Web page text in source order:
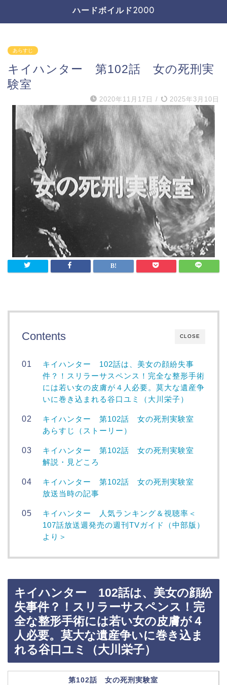
ハードボイルド2000
あらすじ
キイハンター 第102話 女の死刑実
験室
2020年11月17日 / 2025年3月10日
CLOSE
Contents
キイハンター 102話は、美女の顔紛失事
件？！スリラーサスペンス！完全な整形手術
には若い女の皮膚が４人必要。莫大な遺産争
いに巻き込まれる谷口ユミ（大川栄子）
キイハンター 第102話 女の死刑実験室
あらすじ（ストーリー）
キイハンター 第102話 女の死刑実験室
解説・見どころ
キイハンター 第102話 女の死刑実験室
放送当時の記事
キイハンター 人気ランキング＆視聴率＜
107話放送週発売の週刊TVガイド（中部版）
より＞
キイハンター 102話は、美女の顔紛
失事件？！スリラーサスペンス！完
全な整形手術には若い女の皮膚が４
人必要。莫大な遺産争いに巻き込ま
れる谷口ユミ（大川栄子）
第102話 女の死刑実験室